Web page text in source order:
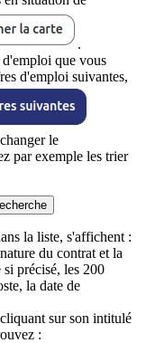
.
que vous
d'emploi suivantes,
le
par exemple les trier
la liste, s'affichent :
du contrat et la
précisé, les 200
la date de
sur son intitulé
: